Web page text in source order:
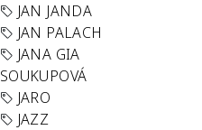
JAN JANDA
JAN PALACH
JANA GIA
SOUKUPOVÁ
JARO
JAZZ